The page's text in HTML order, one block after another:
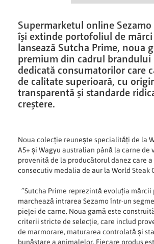
Supermarketul online
își extinde portofoliul de
lansează Sutcha Prime, noua
premium din cadrul brandului
dedicată consumatorilor care
de calitate superioară, cu
transparentă și standarde
creștere.
Noua colecție reunește specialități de la
A5+ și Wagyu australian până la carne de
provenită de la producătorul danez care
consecutiv medalia de aur la World Steak
’’Sutcha Prime reprezintă evoluția
marchează intrarea Sezamo într-un
pieței de carne. Noua gamă este
criterii stricte de selecție, care includ
de marmorare, maturarea controlată și
bunăstare a animalelor. Fiecare produs